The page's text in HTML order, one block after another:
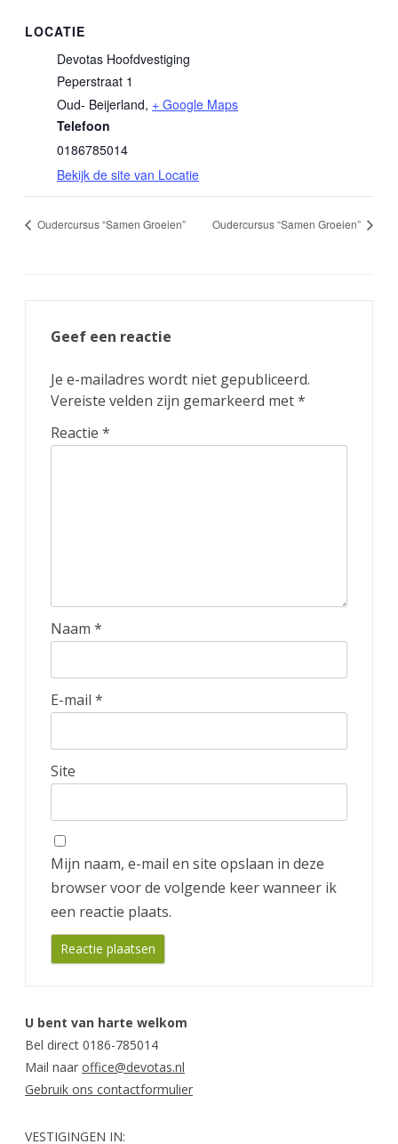
LOCATIE
Devotas Hoofdvestiging
Peperstraat 1
Oud- Beijerland, + Google Maps
Telefoon
0186785014
Bekijk de site van Locatie
Oudercursus “Samen Groeien” Oudercursus “Samen Groeien”
Geef een reactie
Je e-mailadres wordt niet gepubliceerd.
Vereiste velden zijn gemarkeerd met*
Reactie *
Naam *
E-mail *
Site
Mijn naam, e-mail en site opslaan in deze
browser voor de volgende keer wanneer ik
een reactie plaats.
U bent van harte welkom
Bel direct 0186-785014
Mail naar office@devotas.nl
Gebruik ons contactformulier
VESTIGINGEN IN: